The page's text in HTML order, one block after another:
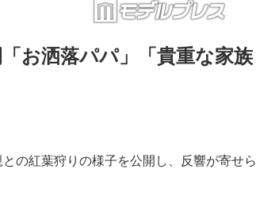
お洒落パパ」「貴重な家族
の紅葉狩りの様子を公開し、反響が寄せら